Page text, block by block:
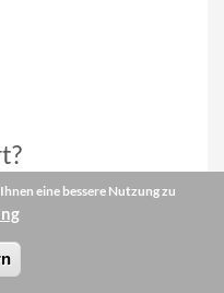
ich sehe es positiv und
fällige restaurationen
eine bessere Nutzung zu